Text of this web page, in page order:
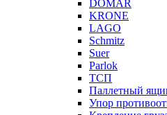
DOMAR
KRONE
LAGO
Schmitz
Suer
Parlok
ТСП
Паллетный
Упор